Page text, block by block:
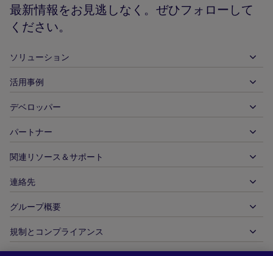
ペ
ー
最新情報をお見逃しなく。ぜひフォローして
ください。
ソリューション
入金
出金
リアルタイム決済
発行
決済方法
APM
オーソリ最適化
活用事例
ホスピタリティ
自動車
企業間（B2B）
金融サービス
政府からの支払い
旅行＆モビリティ
デベロッパー
デベロッパーツール
API 参照ドキュメント
ドキュメントセンター
パートナー
当社との提携
パートナー製品＆ソリューション
技術パートナー
パートナー DNA
関連リソース＆サポート
お客様サポート
加盟店向けリソース
業界レポート
連絡先
販売に関するお問い合わせ
最高経営責任者室
カナダ行動規範
グループ概要
当社について
採用情報
規制とコンプライアンス